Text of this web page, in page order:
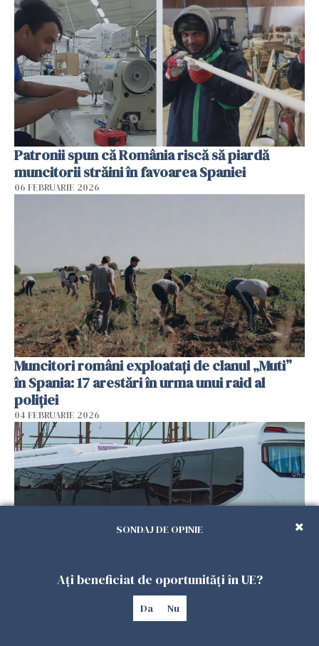
Patronii spun că România riscă să piardă
muncitorii străini în favoarea Spaniei
06 FEBRUARIE 2026
Muncitori români exploatați de clanul „Muti”
în Spania: 17 arestări în urma unui raid al
poliției
04 FEBRUARIE 2026
Un autocar cu turiști a derapat în Turcia. Nouă
SONDAJ DE OPINIE
Ați beneficiat de oportunități în UE?
Da Nu